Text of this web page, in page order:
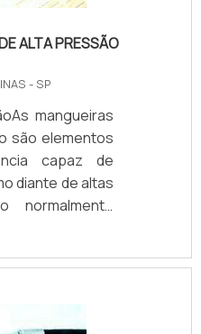
ALTA PRESSÃO
- SP
mangueiras
são elementos
capaz de
diante de altas
normalmente
metálicos
flexível em
a utilização
qualidadeAs